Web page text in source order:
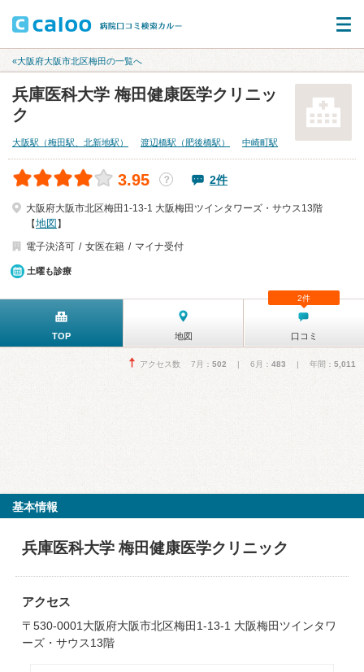
«大阪府大阪市北区梅田の一覧へ
兵庫医科大学 梅田健康医学クリニッ
ク
大阪駅（梅田駅、北新地駅） 渡辺橋駅（肥後橋駅） 中崎町駅
3.95 ？ 2件
大阪府大阪市北区梅田1-13-1 大阪梅田ツインタワーズ・サウス13階
【地図 】
電子決済可
女医在籍 マイナ受付
土曜も診療
TOP 地図 口コミ
2件
アクセス数 7月： 502 | 6月： 483 | 年間： 5,011
基本情報
兵庫医科大学 梅田健康医学クリニック
アクセス
〒530-0001大阪府大阪市北区梅田1-13-1 大阪梅田ツインタワ
ーズ・サウス13階